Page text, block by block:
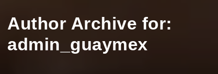
Author Archive for:
admin_guaymex